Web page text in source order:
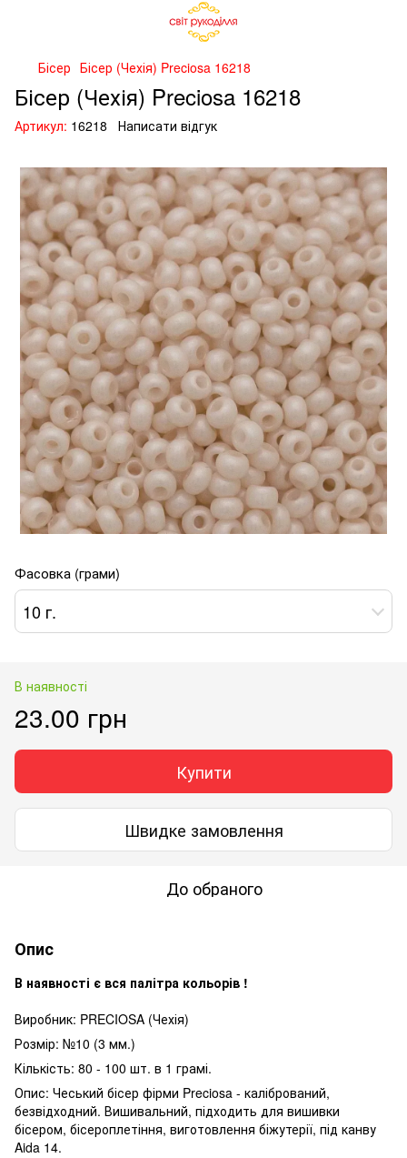
Бісер Бісер (Чехія) Preciosa 16218
Бісер (Чехія) Preciosa 16218
Артикул: 16218 Написати відгук
Фасовка (грами)
10 г.
В наявності
23.00 грн
Купити
Швидке замовлення
До обраного
Опис
В наявності є вся палітра кольорів !
Виробник: PRECIOSA (Чехія)
Розмір: №10 (3 мм.)
Кількість: 80 - 100 шт. в 1 грамі.
Опис: Чеський бісер фірми Preciosa - калібрований,
безвідходний. Вишивальний, підходить для вишивки
бісером, бісероплетіння, виготовлення біжутерії, під канву
Aida 14.